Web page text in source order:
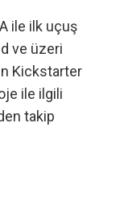
ile ilk uçuş
ve üzeri
Kickstarter
ile ilgili
takip